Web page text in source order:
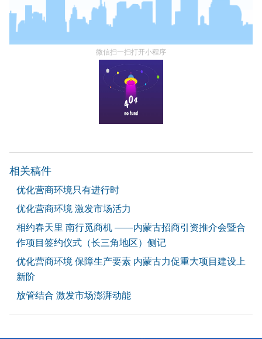
微信扫一扫打开小程序
相关稿件
优化营商环境只有进行时
优化营商环境 激发市场活力
相约春天里 南行觅商机 ——内蒙古招商引资推介会暨合
作项目签约仪式（长三角地区）侧记
优化营商环境 保障生产要素 内蒙古力促重大项目建设上
新阶
放管结合 激发市场澎湃动能